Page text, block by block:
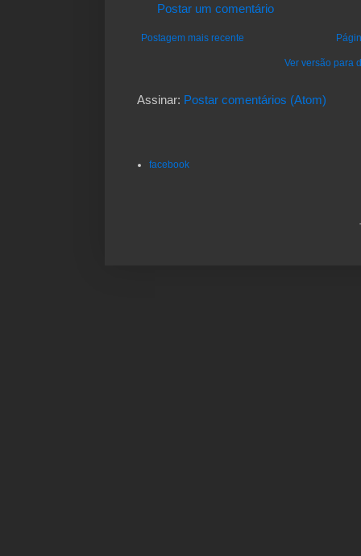
Postar um comentário
Postagem mais recente
Ver versão para
Assinar: Postar comentários (Atom)
facebook